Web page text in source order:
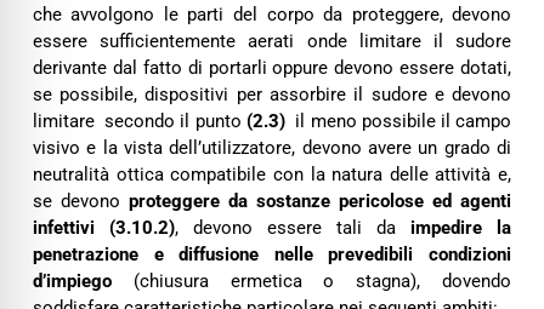
che avvolgono le parti del corpo da proteggere, devono
essere sufficientemente aerati onde limitare il sudore
derivante dal fatto di portarli oppure devono essere dotati,
se possibile, dispositivi per assorbire il sudore e devono
limitare secondo il punto (2.3)il meno possibile il campo
visivo e la vista dell’utilizzatore, devono avere un grado di
neutralità ottica compatibile con la natura delle attività e,
se devono proteggere da sostanze pericolose ed agenti
infettivi (3.10.2), devono essere tali da impedire la
penetrazione e diffusione nelle prevedibili condizioni
d’impiego(chiusura ermetica o stagna), dovendo